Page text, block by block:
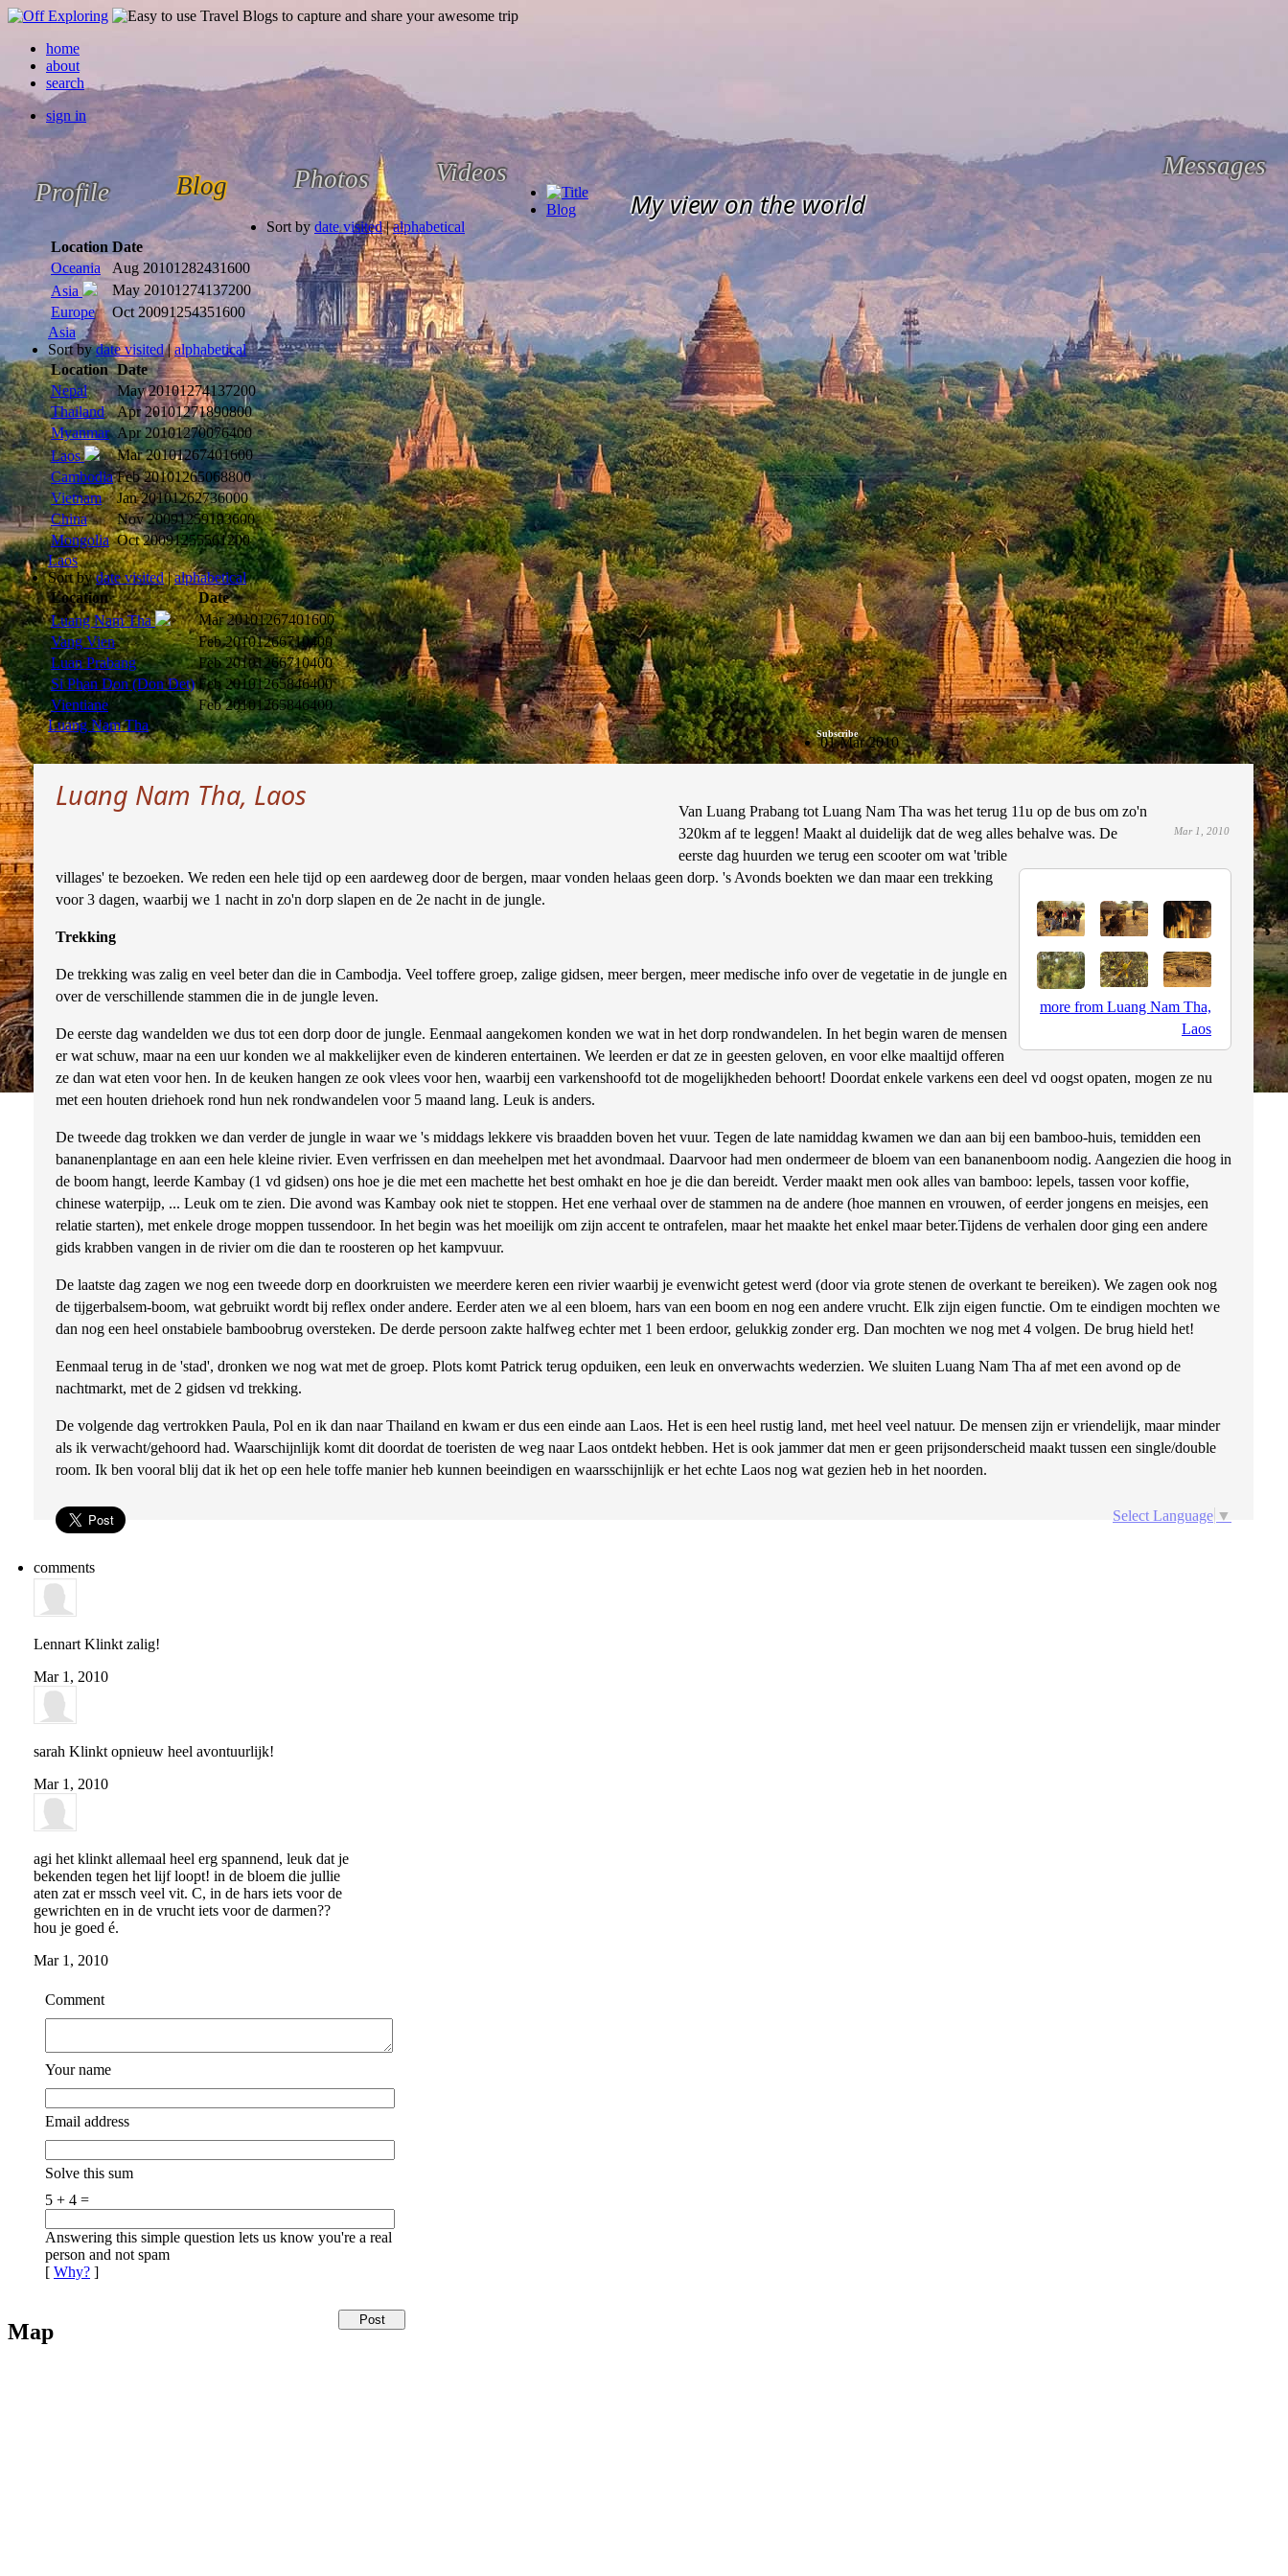
home
about
search
sign in
Profile Blog Photos Videos Messages
Subscribe
My view on the world
Blog
Sort bydate visited | alphabetical
Location Date
Oceania
Aug 20101282431600
Asia
May 20101274137200
Europe
Oct 20091254351600
Asia
Sort bydate visited | alphabetical
Location Date
Nepal
May 20101274137200
Thailand
Apr 20101271890800
Myanmar Apr 20101270076400
Laos
Mar 20101267401600
Cambodia Feb 20101265068800
Vietnam
Jan 20101262736000
China
Nov 20091259193600
Mongolia Oct 20091255561200
Laos
Sort bydate visited | alphabetical
Location
Date
Luang Nam Tha
Mar 20101267401600
Vang Vien
Feb 20101266710400
Luan Prabang
Feb 20101266710400
Si Phan Don (Don Det) Feb 20101265846400
Vientiane
Feb 20101265846400
Luang Nam Tha
01 Mar 2010
Luang Nam Tha, Laos
Mar 1, 2010
more from Luang Nam Tha,
Laos
Van Luang Prabang tot Luang Nam Tha was het terug 11u op de bus om zo'n
320km af te leggen! Maakt al duidelijk dat de weg alles behalve was. De
eerste dag huurden we terug een scooter om wat 'trible
villages' te bezoeken. We reden een hele tijd op een aardeweg door de bergen, maar vonden helaas geen dorp. 's Avonds boekten we dan maar een trekking
voor 3 dagen, waarbij we 1 nacht in zo'n dorp slapen en de 2e nacht in de jungle.
Trekking
De trekking was zalig en veel beter dan die in Cambodja. Veel toffere groep, zalige gidsen, meer bergen, meer medische info over de vegetatie in de jungle en
over de verschillende stammen die in de jungle leven.
De eerste dag wandelden we dus tot een dorp door de jungle. Eenmaal aangekomen konden we wat in het dorp rondwandelen. In het begin waren de mensen
er wat schuw, maar na een uur konden we al makkelijker even de kinderen entertainen. We leerden er dat ze in geesten geloven, en voor elke maaltijd offeren
ze dan wat eten voor hen. In de keuken hangen ze ook vlees voor hen, waarbij een varkenshoofd tot de mogelijkheden behoort! Doordat enkele varkens een deel vd oogst opaten, mogen ze nu
met een houten driehoek rond hun nek rondwandelen voor 5 maand lang. Leuk is anders.
De tweede dag trokken we dan verder de jungle in waar we 's middags lekkere vis braadden boven het vuur. Tegen de late namiddag kwamen we dan aan bij een bamboo-huis, temidden een
bananenplantage en aan een hele kleine rivier. Even verfrissen en dan meehelpen met het avondmaal. Daarvoor had men ondermeer de bloem van een bananenboom nodig. Aangezien die hoog in
de boom hangt, leerde Kambay (1 vd gidsen) ons hoe je die met een machette het best omhakt en hoe je die dan bereidt. Verder maakt men ook alles van bamboo: lepels, tassen voor koffie,
chinese waterpijp, ... Leuk om te zien. Die avond was Kambay ook niet te stoppen. Het ene verhaal over de stammen na de andere (hoe mannen en vrouwen, of eerder jongens en meisjes, een
relatie starten), met enkele droge moppen tussendoor. In het begin was het moeilijk om zijn accent te ontrafelen, maar het maakte het enkel maar beter.Tijdens de verhalen door ging een andere
gids krabben vangen in de rivier om die dan te roosteren op het kampvuur.
De laatste dag zagen we nog een tweede dorp en doorkruisten we meerdere keren een rivier waarbij je evenwicht getest werd (door via grote stenen de overkant te bereiken). We zagen ook nog
de tijgerbalsem-boom, wat gebruikt wordt bij reflex onder andere. Eerder aten we al een bloem, hars van een boom en nog een andere vrucht. Elk zijn eigen functie. Om te eindigen mochten we
dan nog een heel onstabiele bamboobrug oversteken. De derde persoon zakte halfweg echter met 1 been erdoor, gelukkig zonder erg. Dan mochten we nog met 4 volgen. De brug hield het!
Eenmaal terug in de 'stad', dronken we nog wat met de groep. Plots komt Patrick terug opduiken, een leuk en onverwachts wederzien. We sluiten Luang Nam Tha af met een avond op de
nachtmarkt, met de 2 gidsen vd trekking.
De volgende dag vertrokken Paula, Pol en ik dan naar Thailand en kwam er dus een einde aan Laos. Het is een heel rustig land, met heel veel natuur. De mensen zijn er vriendelijk, maar minder
als ik verwacht/gehoord had. Waarschijnlijk komt dit doordat de toeristen de weg naar Laos ontdekt hebben. Het is ook jammer dat men er geen prijsonderscheid maakt tussen een single/double
room. Ik ben vooral blij dat ik het op een hele toffe manier heb kunnen beeindigen en waarsschijnlijk er het echte Laos nog wat gezien heb in het noorden.
Select Language ▼
comments
Lennart Klinkt zalig!
Mar 1, 2010
sarah Klinkt opnieuw heel avontuurlijk!
Mar 1, 2010
agi het klinkt allemaal heel erg spannend, leuk dat je
bekenden tegen het lijf loopt! in de bloem die jullie
aten zat er mssch veel vit. C, in de hars iets voor de
gewrichten en in de vrucht iets voor de darmen??
hou je goed é.
Mar 1, 2010
Comment
Your name
Email address
Solve this sum
5 + 4 =
Answering this simple question lets us know you're a real
person and not spam
[ Why? ]
Map